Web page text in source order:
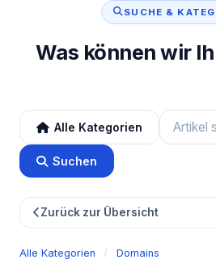
SUCHE &
Was können wir
Alle Kategorien
Suchen
Zurück zur Übersicht
Alle Kategorien / Domains